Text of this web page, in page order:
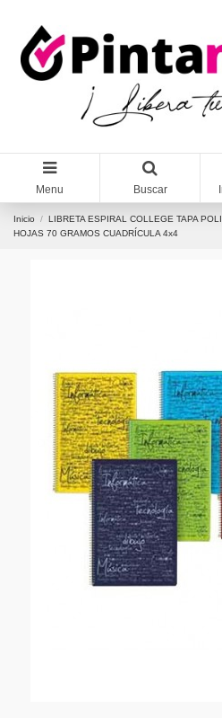
Menu Buscar
Inicio
LIBRETA ESPIRAL COLLEGE TAPA
HOJAS 70 GRAMOS CUADRÍCULA 4x4